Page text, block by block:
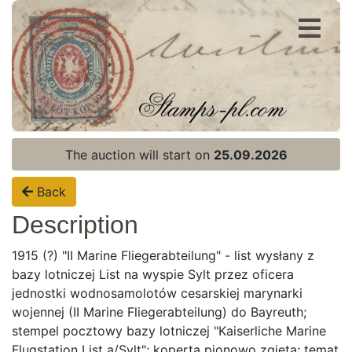
Register
Login
The auction will start on 25.09.2026
Back
Description
1915 (?) "II Marine Fliegerabteilung" - list wysłany z
bazy lotniczej List na wyspie Sylt przez oficera
jednostki wodnosamolotów cesarskiej marynarki
wojennej (II Marine Fliegerabteilung) do Bayreuth;
stempel pocztowy bazy lotniczej "Kaiserliche Marine